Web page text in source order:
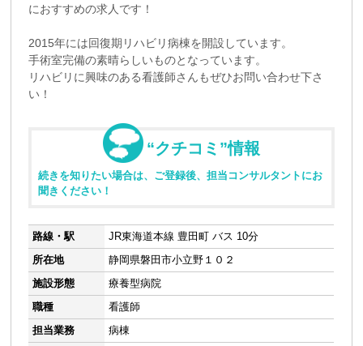
におすすめの求人です！
2015年には回復期リハビリ病棟を開設しています。
手術室完備の素晴らしいものとなっています。
リハビリに興味のある看護師さんもぜひお問い合わせ下さ
い！
“クチコミ”情報
続きを知りたい場合は、ご登録後、担当コンサルタントにお
聞きください！
路線・駅
JR東海道本線 豊田町 バス 10分
所在地
静岡県磐田市小立野１０２
施設形態
療養型病院
職種
看護師
担当業務
病棟